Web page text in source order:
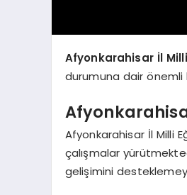
Afyonkarahisar İl
durumuna dair
Afyonkarahisar İl Milli
çalışmalar
gelişimini